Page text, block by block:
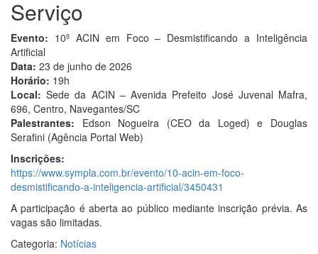
Serviço
Evento: 10º ACIN em Foco – Desmistificando a Inteligência
Artificial
Data: 23 de junho de 2026
Horário: 19h
Local: Sede da ACIN – Avenida Prefeito José Juvenal Mafra,
696, Centro, Navegantes/SC
Palestrantes: Edson Nogueira (CEO da Loged) e Douglas
Serafini (Agência Portal Web)
Inscrições:
https://www.sympla.com.br/evento/10-acin-em-foco-
desmistificando-a-inteligencia-artificial/3450431
A participação é aberta ao público mediante inscrição prévia. As
vagas são limitadas.
Categoria: Notícias